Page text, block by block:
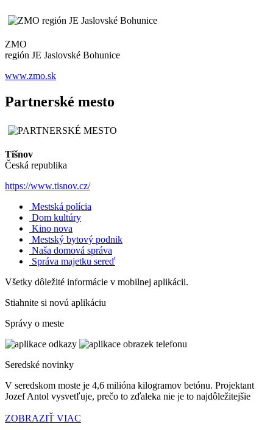
ZMO
región JE Jaslovské Bohunice
www.zmo.sk
Partnerské mesto
Tišnov
Česká republika
https://www.tisnov.cz/
Mestská polícia
Dom kultúry
Kino nova
Mestský bytový podnik
Naša domová správa
Správa majetku sereď
Všetky dôležité informácie v mobilnej aplikácii.
Stiahnite si novú aplikáciu
Správy o meste
Seredské novinky
V seredskom moste je 4,6 milióna kilogramov betónu. Projektant
Jozef Antol vysvetľuje, prečo to zďaleka nie je to najdôležitejšie
ZOBRAZIŤ VIAC